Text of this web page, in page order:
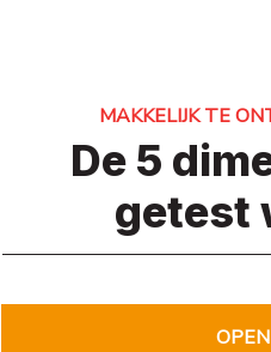
MAKKELIJK TE
De 5
getest